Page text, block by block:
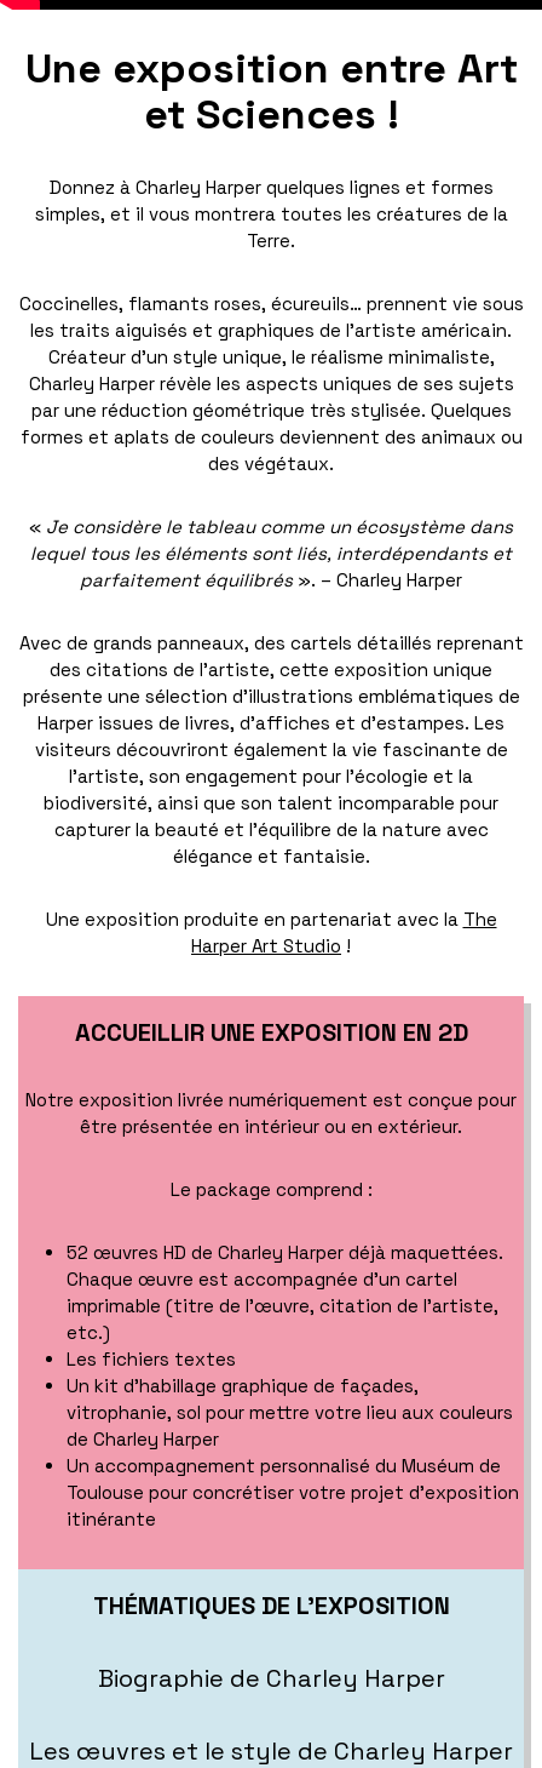
Une exposition entre Art
et Sciences !
Donnez à Charley Harper quelques lignes et formes
simples, et il vous montrera toutes les créatures de la
Terre.
Coccinelles, flamants roses, écureuils… prennent vie sous
les traits aiguisés et graphiques de l’artiste américain.
Créateur d’un style unique, le réalisme minimaliste,
Charley Harper révèle les aspects uniques de ses sujets
par une réduction géométrique très stylisée. Quelques
formes et aplats de couleurs deviennent des animaux ou
des végétaux.
« Je considère le tableau comme un écosystème dans
lequel tous les éléments sont liés, interdépendants et
parfaitement équilibrés». – Charley Harper
Avec de grands panneaux, des cartels détaillés reprenant
des citations de l’artiste, cette exposition unique
présente une sélection d’illustrations emblématiques de
Harper issues de livres, d’affiches et d’estampes. Les
visiteurs découvriront également la vie fascinante de
l’artiste, son engagement pour l’écologie et la
biodiversité, ainsi que son talent incomparable pour
capturer la beauté et l’équilibre de la nature avec
élégance et fantaisie.
Une exposition produite en partenariat avec la The
Harper Art Studio !
ACCUEILLIR UNE EXPOSITION EN 2D
Notre exposition livrée numériquement est conçue pour
être présentée en intérieur ou en extérieur.
Le package comprend :
52 œuvres HD de Charley Harper déjà maquettées.
Chaque œuvre est accompagnée d’un cartel
imprimable (titre de l’œuvre, citation de l’artiste,
etc.)
Les fichiers textes
Un kit d’habillage graphique de façades,
vitrophanie, sol pour mettre votre lieu aux couleurs
de Charley Harper
Un accompagnement personnalisé du Muséum de
Toulouse pour concrétiser votre projet d’exposition
itinérante
THÉMATIQUES DE L’EXPOSITION
Biographie de Charley Harper
Les œuvres et le style de Charley Harper